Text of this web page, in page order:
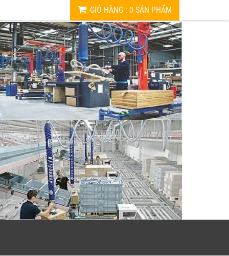
GIỎ HÀNG : 0 SẢN PHẨM